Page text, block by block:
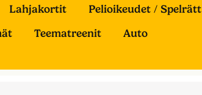
Lahjakortit Pelioikeudet / Spelrätt
Teematreenit
Auto